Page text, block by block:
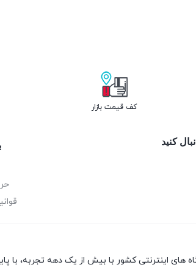
کف قیمت بازار
کنید
های اینترنتی کشور با بیش از یک دهه تجربه،